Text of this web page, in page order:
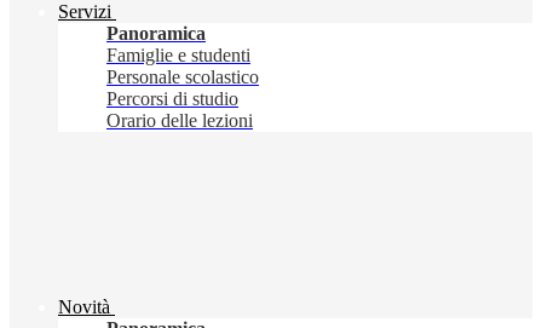
Servizi
Panoramica
Famiglie e studenti
Personale scolastico
Percorsi di studio
Orario delle lezioni
Novità